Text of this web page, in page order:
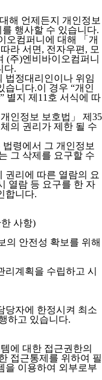
해 언제든지 개인정보
를 행사할 수 있습니다.
오컴퍼니에 대해 「개
라 서면, 전자우편, 모
(주)엔비바이오컴퍼니
다.
법정대리인이나 위임
습니다.이 경우 “개인
별지 제11호 서식에 따
인정보 보호법」 제35
의 권리가 제한 될 수
령에서 그 개인정보
그 삭제를 요구할 수
리에 따른 열람의 요
열람 등 요구를 한 자
합니다.
사항)
의 안전성 확보를 위해
계획을 수립하고 시
당자에 한정시켜 최소
하고 있습니다.
에 대한 접근권한의
접근통제를 위하여 필
을 이용하여 외부로부